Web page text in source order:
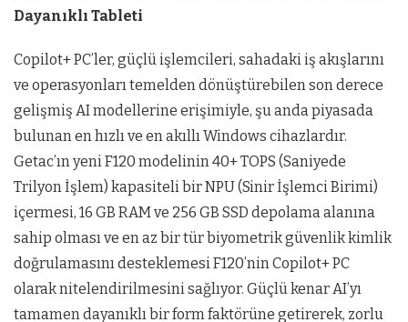
Dayanıklı Tableti
Copilot+ PC’ler, güçlü işlemcileri, sahadaki iş akışlarını
ve operasyonları temelden dönüştürebilen son derece
gelişmiş AI modellerine erişimiyle, şu anda piyasada
bulunan en hızlı ve en akıllı Windows cihazlardır.
Getac’ın yeni F120 modelinin 40+ TOPS (Saniyede
Trilyon İşlem) kapasiteli bir NPU (Sinir İşlemci Birimi)
içermesi, 16 GB RAM ve 256 GB SSD depolama alanına
sahip olması ve en az bir tür biyometrik güvenlik kimlik
doğrulamasını desteklemesi F120’nin Copilot+ PC
olarak nitelendirilmesini sağlıyor. Güçlü kenar AI’yı
tamamen dayanıklı bir form faktörüne getirerek, zorlu